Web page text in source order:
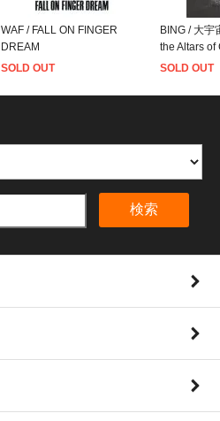
WAF / FALL ON FINGER
DREAM
SOLD OUT
BING / 大宇
the Altars of
SOLD OUT
検索